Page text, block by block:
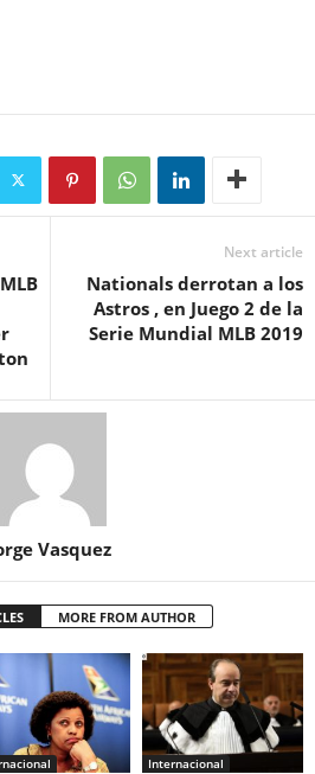
Next article
Nationals derrotan a los
Astros , en Juego 2 de la
Serie Mundial MLB 2019
Vasquez
MORE FROM AUTHOR
Internacional